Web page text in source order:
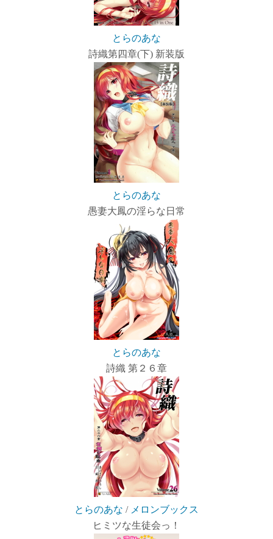
とらのあな
詩織第四章(下) 新装版
とらのあな
愚妻大鳳の淫らな日常
とらのあな
詩織 第２６章
とらのあな / メロンブックス
ヒミツな生徒会っ！